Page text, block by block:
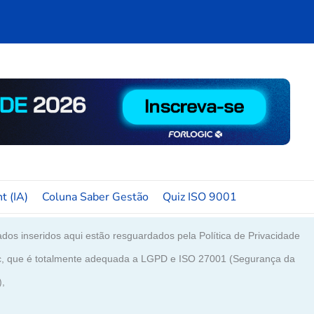
(IA) Coluna Saber Gestão Quiz ISO 9001
inseridos aqui estão resguardados pela Política de Privacidade
que é totalmente adequada a LGPD e ISO 27001 (Segurança da